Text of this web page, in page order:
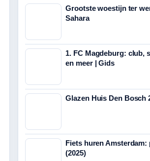
Grootste woestijn ter
Sahara
1. FC Magdeburg: club,
en meer | Gids
Glazen Huis Den Bosch
Fiets huren
(2025)